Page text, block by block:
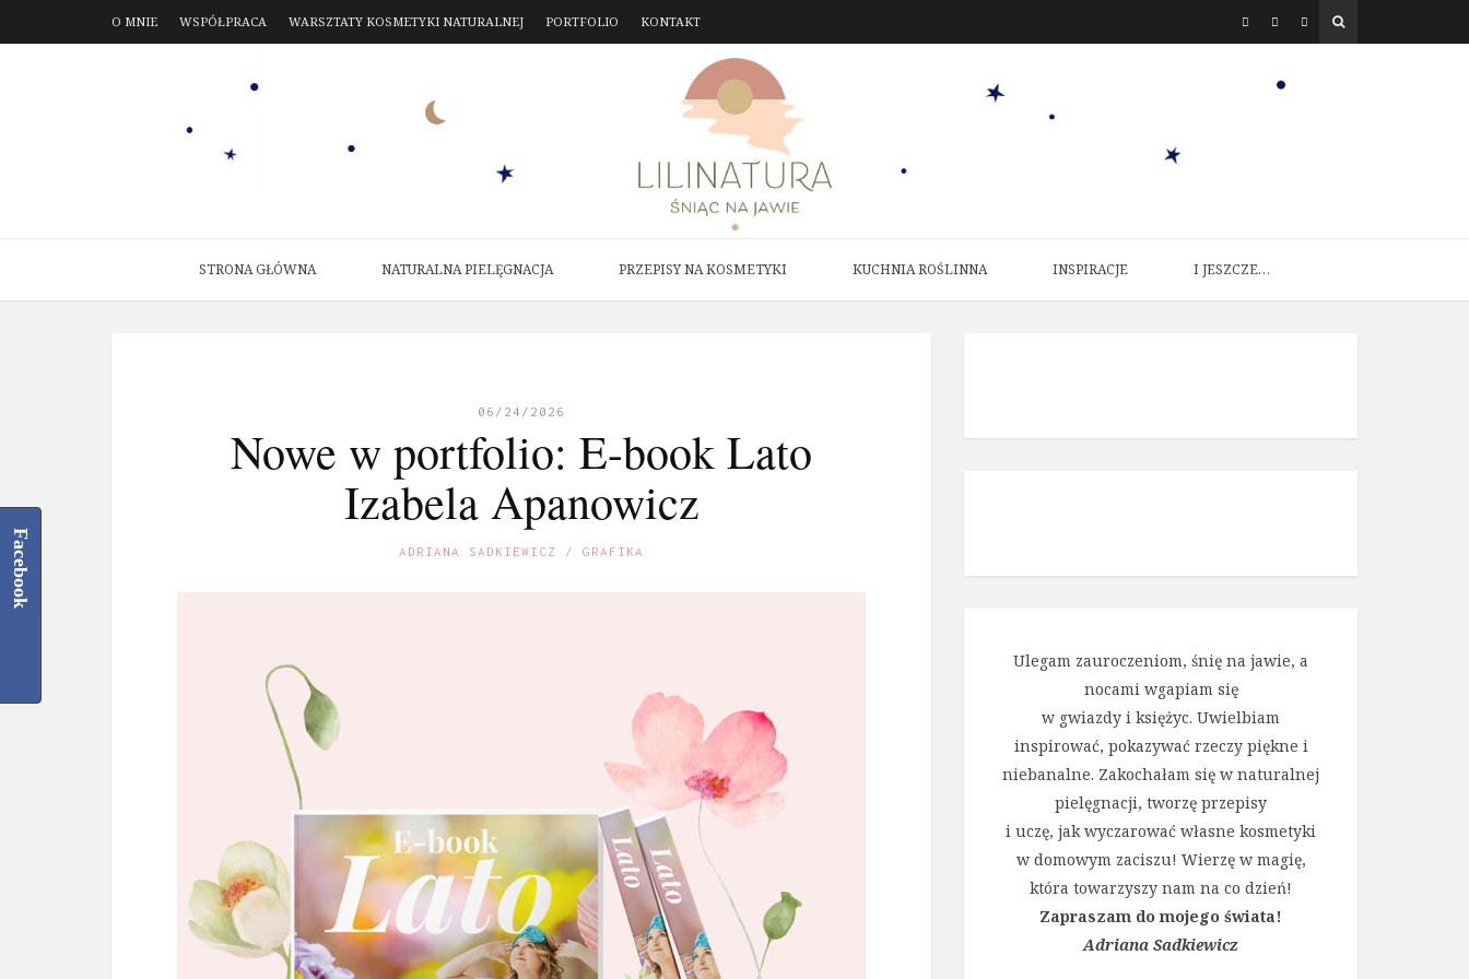
O MNIE WSPÓŁPRACA WARSZTATY KOSMETYKI NATURALNEJ PORTFOLIO KONTAKT
STRONA GŁÓWNA NATURALNA PIELĘGNACJA PRZEPISY NA KOSMETYKI KUCHNIA ROŚLINNA INSPIRACJE I JESZCZE…
06/24/2026
Nowe w portfolio: E-book Lato
Izabela Apanowicz
ADRIANA SADKIEWICZ GRAFIKA
Ulegam zauroczeniom, śnię na jawie, a
nocami wgapiam się
w gwiazdy i księżyc. Uwielbiam
inspirować, pokazywać rzeczy piękne i
niebanalne. Zakochałam się w naturalnej
pielęgnacji, tworzę przepisy
i uczę, jak wyczarować własne kosmetyki
w domowym zaciszu! Wierzę w magię,
która towarzyszy nam na co dzień!
Zapraszam do mojego świata!
Adriana Sadkiewicz
Facebook